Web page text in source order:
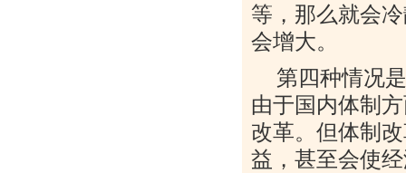
等，那么就会
会增大。
第四种情况
由于国内体制
改革。但体制
益，甚至会使